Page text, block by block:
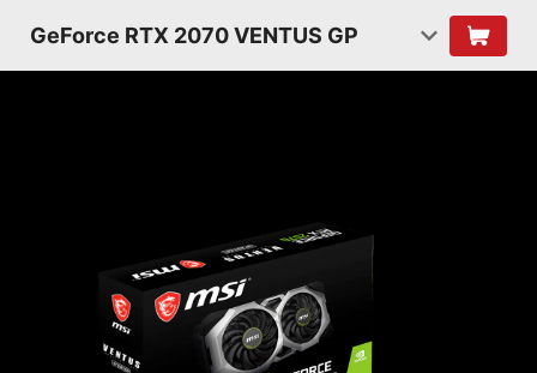
GeForce RTX 2070 VENTUS GP